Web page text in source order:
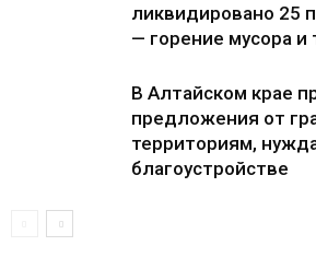
ликвидировано 25
— горение мусора и
В Алтайском крае
предложения от
территориям,
благоустройстве